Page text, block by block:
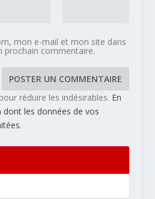
mon e-mail et mon site dans
prochain commentaire.
réduire les indésirables. En
les données de vos
.